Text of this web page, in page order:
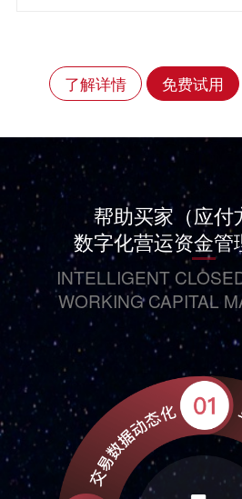
了解详情 免费试用
帮助买家（应付
数字化营运资金管
INTELLIGENT
WORKING CAPITAL